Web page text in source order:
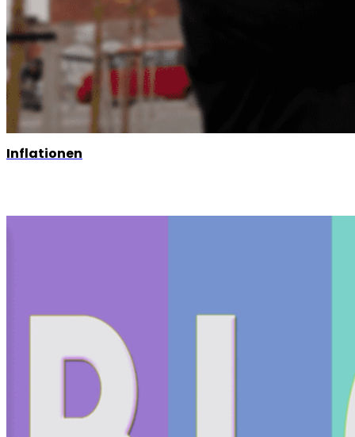
Inflationen